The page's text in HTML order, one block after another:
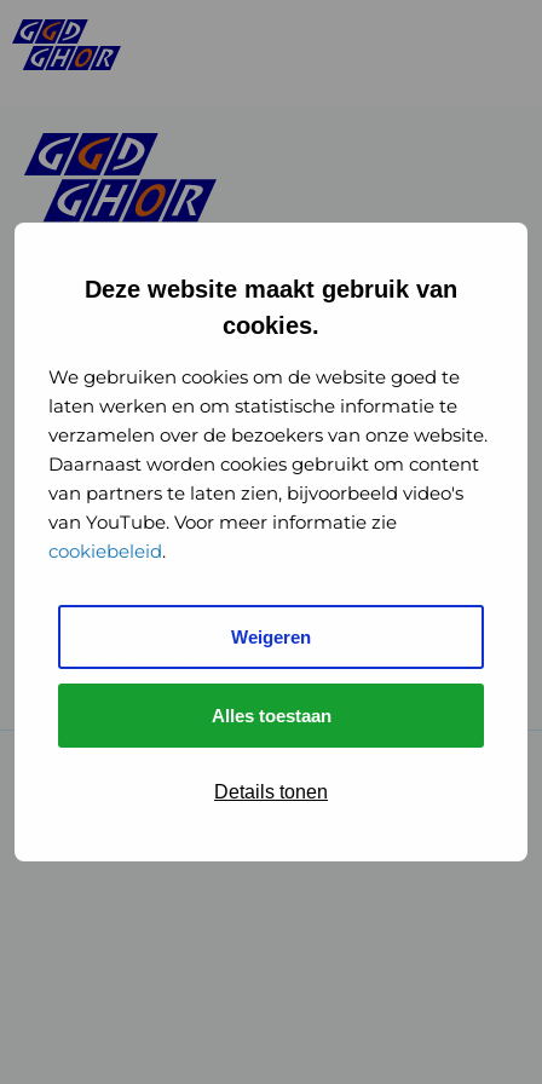
Deze website maakt gebruik van
cookies.
We gebruiken cookies om de website goed te
laten werken en om statistische informatie te
verzamelen over de bezoekers van onze website.
Daarnaast worden cookies gebruikt om content
van partners te laten zien, bijvoorbeeld video's
van YouTube. Voor meer informatie zie
cookiebeleid.
Weigeren
Alles toestaan
Details tonen
of
GGD
GHOR
Nederland
Instagram
of
GGD
GHOR
Nederland
GGD Reizen op social media
GGD Reizen
GGD Reisvaccinaties